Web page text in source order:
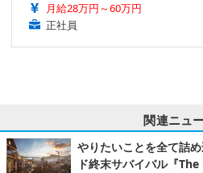
月給28万円～60万円
正社員
関連ニュ
やりたいことを全て詰
ド終末サバイバル『